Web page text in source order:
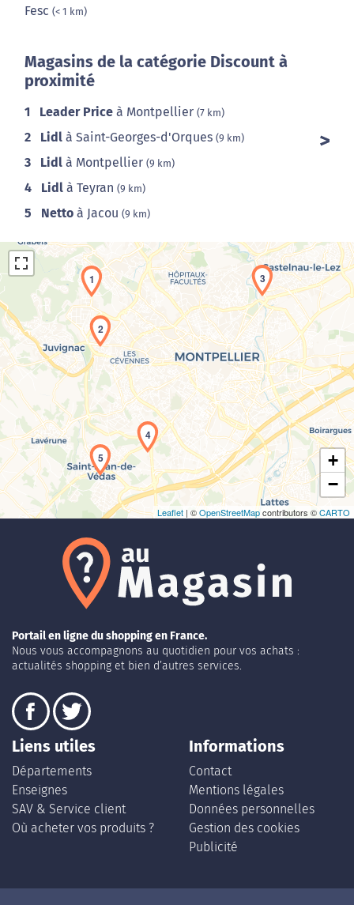
Fesc (< 1 km)
Magasins de la catégorie Discount à
proximité
1 Leader Price à Montpellier (7 km)
2 Lidl à Saint-Georges-d'Orques (9 km)
3 Lidl à Montpellier (9 km)
4 Lidl à Teyran (9 km)
5 Netto à Jacou (9 km)
Chargement de la carte en cours...
1
2
3
4
5
+
−
Leaflet | ©OpenStreetMapcontributors ©CARTO
Portail en ligne du shopping en France.
Nous vous accompagnons au quotidien pour vos achats :
actualités shopping et bien d’autres services.
Liens utiles
Départements
Enseignes
SAV & Service client
Où acheter vos produits ?
Informations
Contact
Mentions légales
Données personnelles
Gestion des cookies
Publicité